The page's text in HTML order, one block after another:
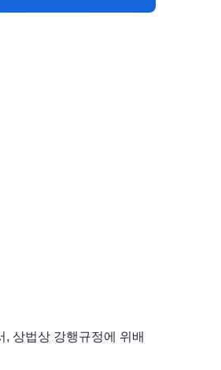
상법상 강행규정에 위배